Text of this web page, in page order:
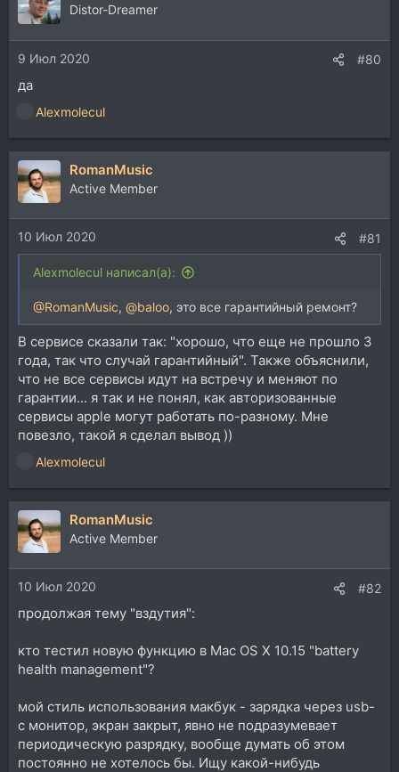
Distor-Dreamer
9 Июл 2020 #80
да
е
а
к
ц
и
и
:
Alexmolecul
RomanMusic
Active Member
10 Июл 2020 #81
Alexmolecul написал(а):
@RomanMusic, @baloo, это все гарантийный ремонт?
В сервисе сказали так: "хорошо, что еще не прошло 3
года, так что случай гарантийный". Также объяснили,
что не все сервисы идут на встречу и меняют по
гарантии... я так и не понял, как авторизованные
сервисы apple могут работать по-разному. Мне
повезло, такой я сделал вывод ))
е
а
к
ц
и
и
:
Alexmolecul
RomanMusic
Active Member
10 Июл 2020 #82
продолжая тему "вздутия":
кто тестил новую функцию в Mac OS X 10.15 "battery
health management"?
мой стиль использования макбук - зарядка через usb-
c монитор, экран закрыт, явно не подразумевает
периодическую разрядку, вообще думать об этом
постоянно не хотелось бы. Ищу какой-нибудь